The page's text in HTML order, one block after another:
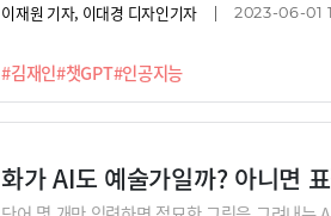
#김재인#챗GPT#인공지능
한계 때문에 언어모델은 한계를 가질 수밖에 없
뿐이지. 잘해봤자 똑똑한 노예~ 김재인 경희대 교
이재원 기자, 이대경 디자인기자 2023-06-01
화가 AI도 예술가일까? 아니면